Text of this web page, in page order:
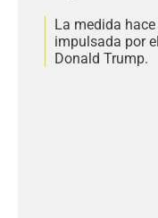
La medida
impulsada por
Donald Trump.